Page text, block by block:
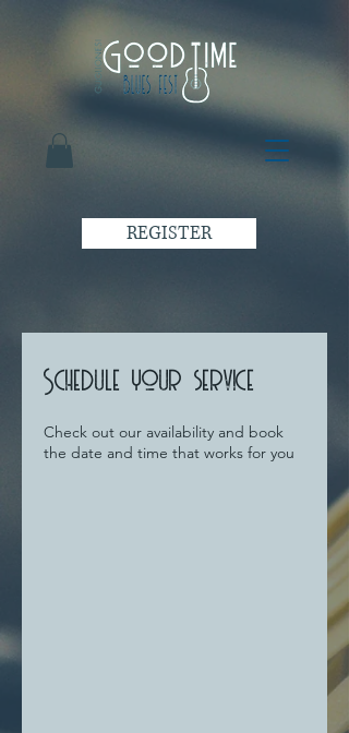
REGISTER
Schedule your service
Check out our availability and book
the date and time that works for you